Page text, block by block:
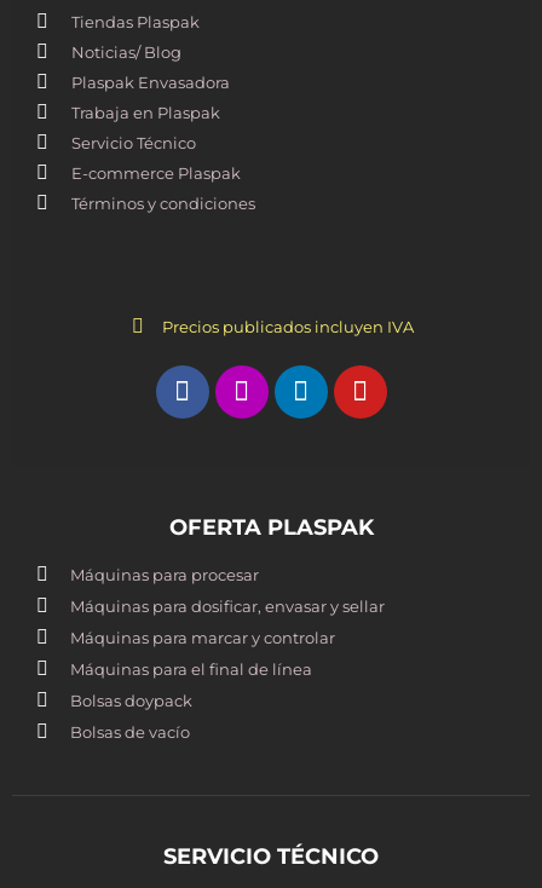
Tiendas Plaspak
Noticias/ Blog
Plaspak Envasadora
Trabaja en Plaspak
Servicio Técnico
E-commerce Plaspak
Términos y condiciones
Precios publicados incluyen IVA
OFERTA PLASPAK
Máquinas para procesar
Máquinas para dosificar, envasar y sellar
Máquinas para marcar y controlar
Máquinas para el final de línea
Bolsas doypack
Bolsas de vacío
SERVICIO TÉCNICO